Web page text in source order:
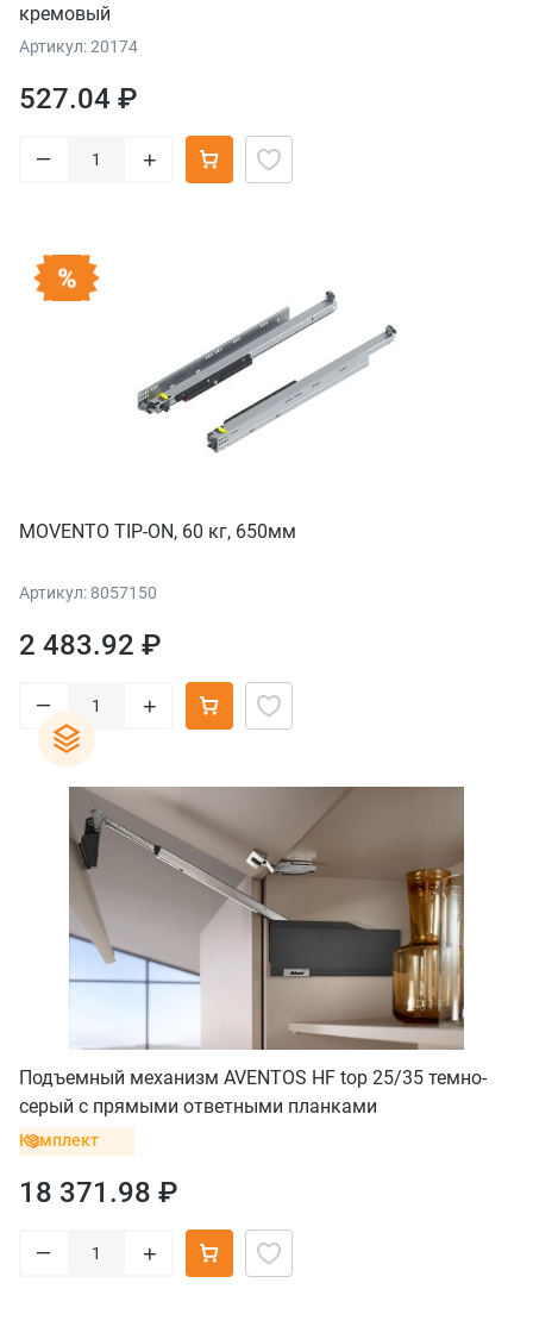
кремовый
Артикул: 20174
527.04 ₽
– +
MOVENTO TIP-ON, 60 кг, 650мм
Артикул: 8057150
2 483.92 ₽
– +
Подъемный механизм AVENTOS HF top 25/35 темно-
серый с прямыми ответными планками
Комплект
18 371.98 ₽
– +